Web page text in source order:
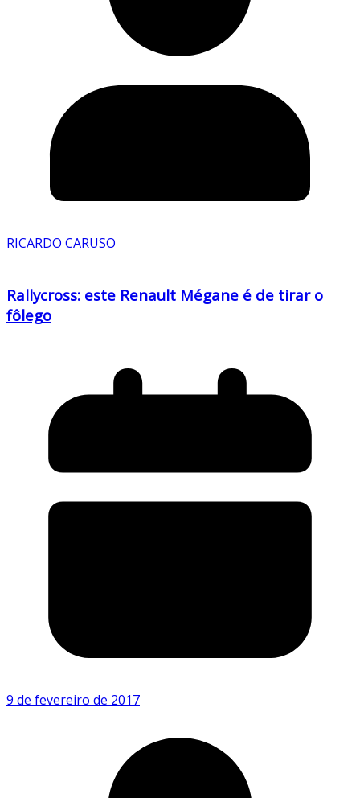
RICARDO CARUSO
Rallycross: este Renault Mégane é de tirar o
fôlego
9 de fevereiro de 2017